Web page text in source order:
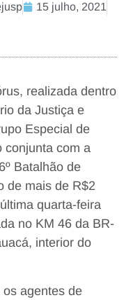
15 julho, 2021
realizada dentro
da Justiça e
Especial de
conjunta com a
Batalhão de
de mais de R$2
quarta-feira
no KM 46 da BR-
interior do
agentes de